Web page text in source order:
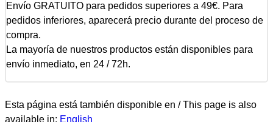
Envío GRATUITO para pedidos superiores a 49€. Para
pedidos inferiores, aparecerá precio durante del proceso de
compra.
La mayoría de nuestros productos están disponibles para
envío inmediato, en 24 / 72h.
Esta página está también disponible en / This page is also
available in: English